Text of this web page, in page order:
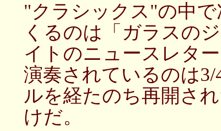
"クラシックス"の中
くるのは「ガラスの
イトのニュースレタ
演奏されているのは
ルを経たのち再開さ
けだ。